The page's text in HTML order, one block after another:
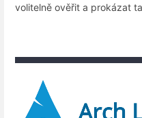
volitelně ověřit a prokázat